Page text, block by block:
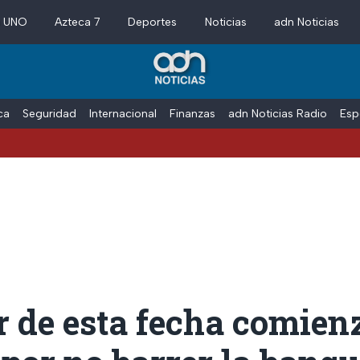
Azteca 7 Deportes Noticias adn Noticias
Seguridad Internacional Finanzas adn Noticias Radio
esta fecha